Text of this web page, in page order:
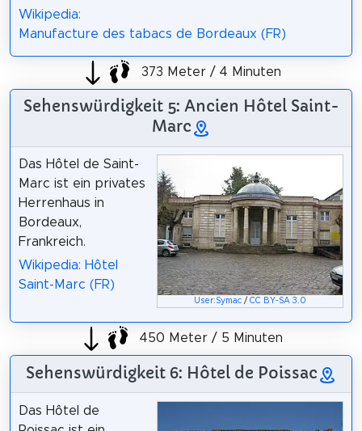
Wikipedia:
Manufacture des tabacs de Bordeaux (FR)
373 Meter / 4 Minuten
Sehenswürdigkeit 5: Ancien Hôtel Saint-
Marc
User:Symac /CC BY-SA 3.0
Das Hôtel de Saint-
Marc ist ein privates
Herrenhaus in
Bordeaux,
Frankreich.
Wikipedia: Hôtel
Saint-Marc (FR)
450 Meter / 5 Minuten
Sehenswürdigkeit 6: Hôtel de Poissac
Das Hôtel de